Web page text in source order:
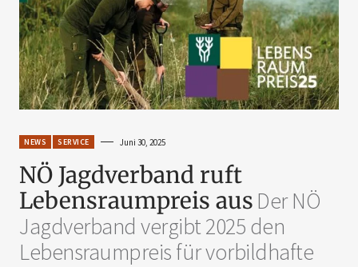
NEWS SERVICE Juni 30, 2025
NÖ Jagdverband ruft
Lebensraumpreis ausDer NÖ
Jagdverband vergibt 2025 den
Lebensraumpreis für vorbildhafte